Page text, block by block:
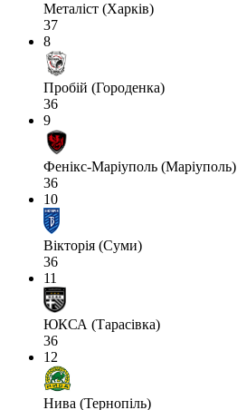
Металіст (Харків)
37
8
Пробій (Городенка)
36
9
Фенікс-Маріуполь (Маріуполь)
36
10
Вікторія (Суми)
36
11
ЮКСА (Тарасівка)
36
12
Нива (Тернопіль)